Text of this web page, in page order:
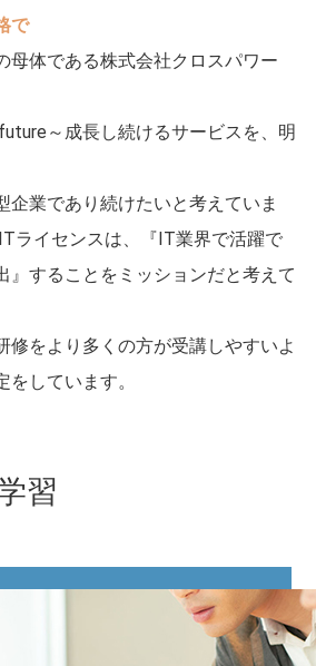
で
母体である株式会社クロスパワー
～成長し続けるサービスを、明
企業であり続けたいと考えていま
ライセンスは、『IT業界で活躍で
』することをミッションだと考えて
修をより多くの方が受講しやすいよ
をしています。
習